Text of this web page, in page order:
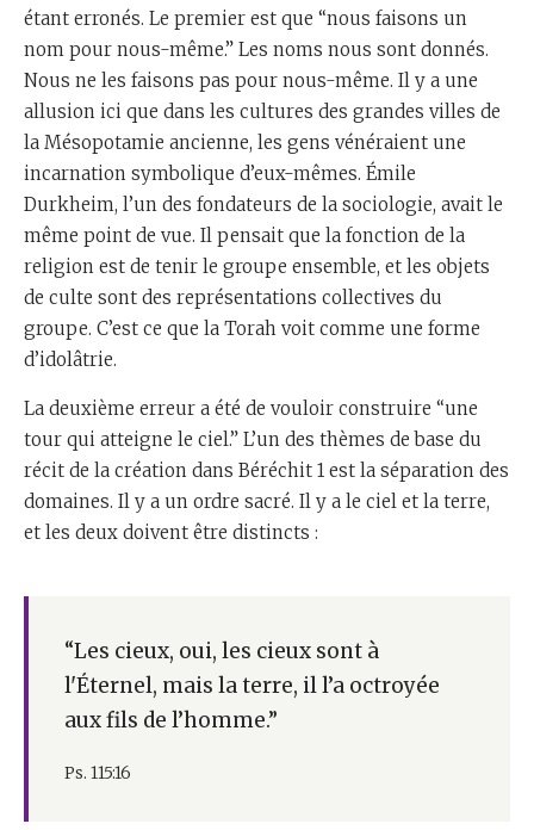
étant erronés. Le premier est que “nous faisons un
nom pour nous-même.” Les noms nous sont donnés.
Nous ne les faisons pas pour nous-même. Il y a une
allusion ici que dans les cultures des grandes villes de
la Mésopotamie ancienne, les gens vénéraient une
incarnation symbolique d’eux-mêmes. Émile
Durkheim, l’un des fondateurs de la sociologie, avait le
même point de vue. Il pensait que la fonction de la
religion est de tenir le groupe ensemble, et les objets
de culte sont des représentations collectives du
groupe. C’est ce que la Torah voit comme une forme
d’idolâtrie.
La deuxième erreur a été de vouloir construire “une
tour qui atteigne le ciel.” L’un des thèmes de base du
récit de la création dans Béréchit 1 est la séparation des
domaines. Il y a un ordre sacré. Il y a le ciel et la terre,
et les deux doivent être distincts :
“Les cieux, oui, les cieux sont à
l'Éternel, mais la terre, il l’a octroyée
aux fils de l’homme.”
Ps. 115:16